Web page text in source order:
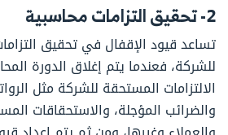
2- تحقيق التزامات محاسبية
تساعد قيود الإقفال في تحقيق
للشركة، فعندما يتم إغلاق الدورة
الالتزامات المستحقة للشركة مثل
والضرائب المؤجلة، والاستحقاقات